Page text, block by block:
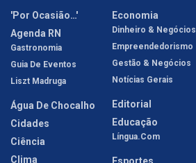
'Por Ocasião…'
Agenda RN
Gastronomia
Guia De Eventos
Liszt Madruga
Água De Chocalho
Cidades
Ciência
Clima
Economia
Dinheiro & Negócios
Empreendedorismo
Gestão & Negócios
Notícias Gerais
Editorial
Educação
Língua.com
Esportes